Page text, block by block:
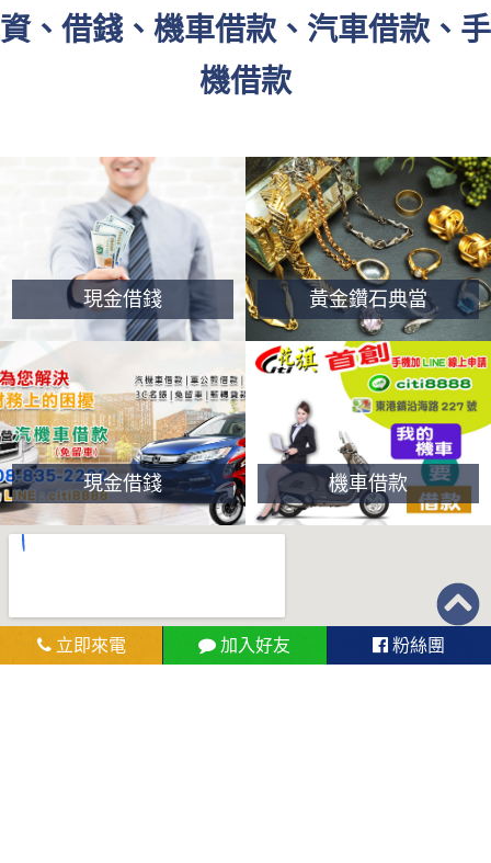
資、借錢、機車借款、汽車借款、手
機借款
現金借錢 黃金鑽石典當
現金借錢 機車借款
立即來電 加入好友 粉絲團